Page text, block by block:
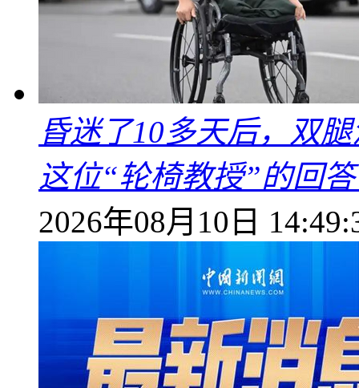
昏迷了10多天后，双
这位“轮椅教授”的回
2026年08月10日